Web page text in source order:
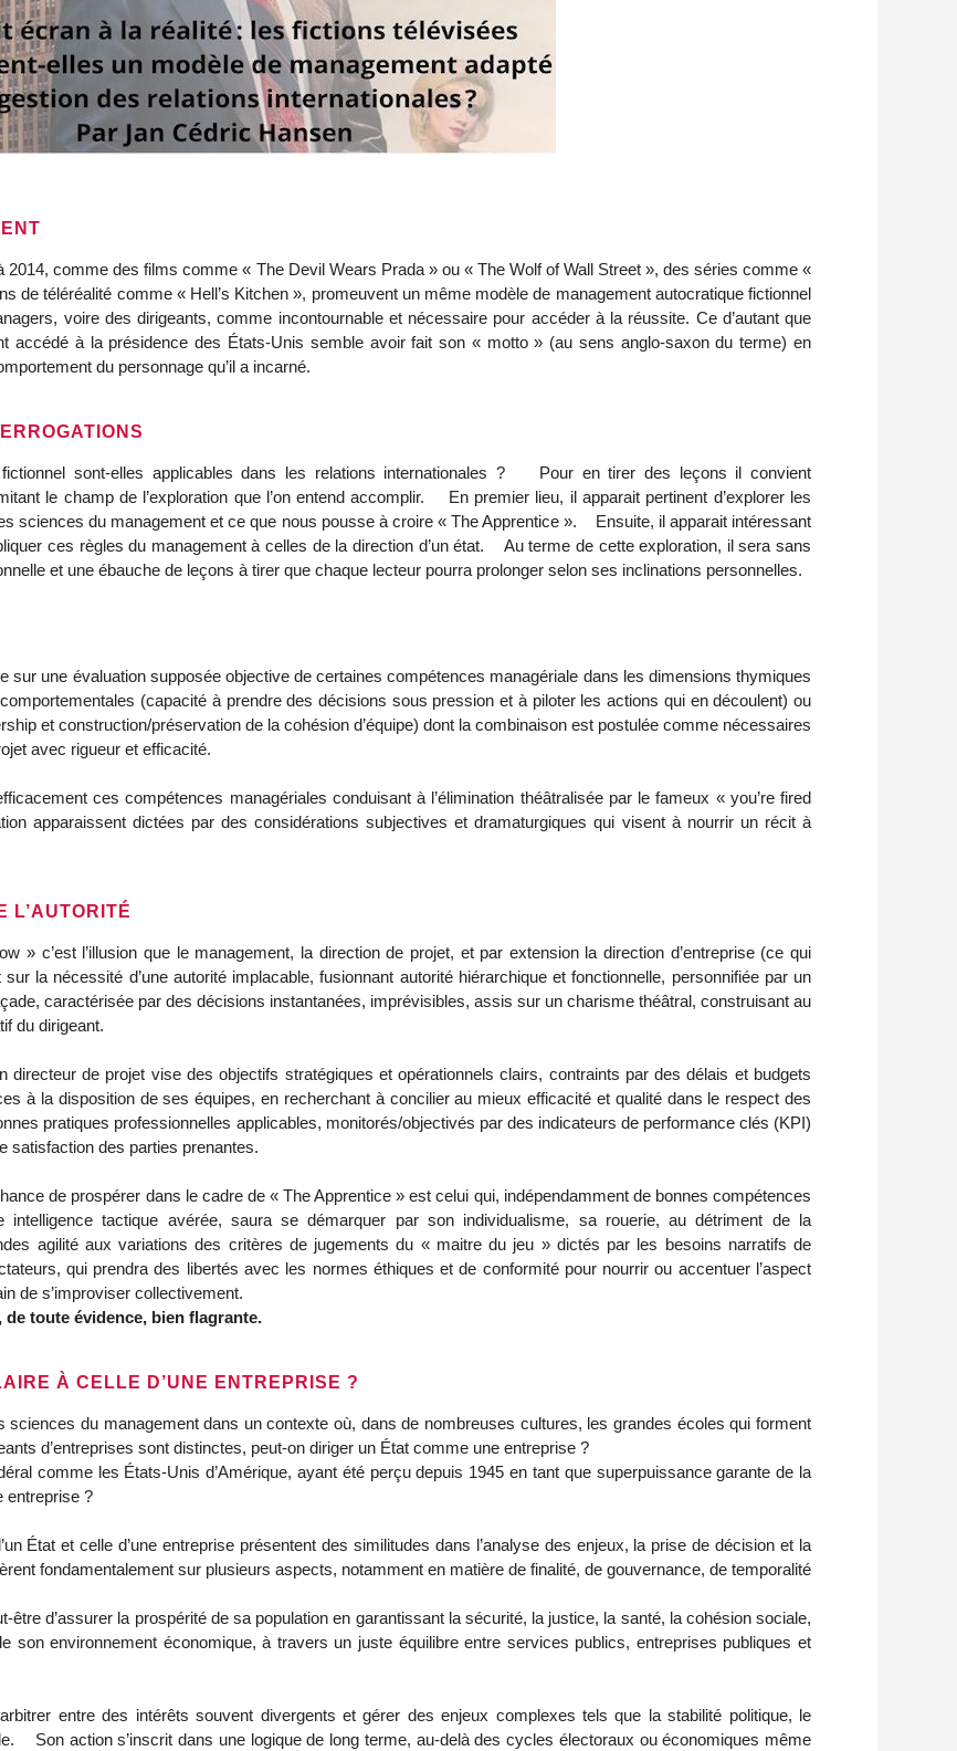
2014, comme des films comme « The Devil Wears Prada » ou « The Wolf of Wall Street », des séries comme «
de téléréalité comme « Hell’s Kitchen », promeuvent un même modèle de management autocratique fictionnel
voire des dirigeants, comme incontournable et nécessaire pour accéder à la réussite. Ce d’autant que
accédé à la présidence des États-Unis semble avoir fait son « motto » (au sens anglo-saxon du terme) en
du personnage qu’il a incarné.
sont-elles applicables dans les relations internationales ? Pour en tirer des leçons il convient
le champ de l’exploration que l’on entend accomplir. En premier lieu, il apparait pertinent d’explorer les
sciences du management et ce que nous pousse à croire « The Apprentice ». Ensuite, il apparait intéressant
ces règles du management à celles de la direction d’un état. Au terme de cette exploration, il sera sans
et une ébauche de leçons à tirer que chaque lecteur pourra prolonger selon ses inclinations personnelles.
sur une évaluation supposée objective de certaines compétences managériale dans les dimensions thymiques
(capacité à prendre des décisions sous pression et à piloter les actions qui en découlent) ou
et construction/préservation de la cohésion d’équipe) dont la combinaison est postulée comme nécessaires
avec rigueur et efficacité.
ces compétences managériales conduisant à l’élimination théâtralisée par le fameux « you’re fired
apparaissent dictées par des considérations subjectives et dramaturgiques qui visent à nourrir un récit à
L’AUTORITÉ
» c’est l’illusion que le management, la direction de projet, et par extension la direction d’entreprise (ce qui
la nécessité d’une autorité implacable, fusionnant autorité hiérarchique et fonctionnelle, personnifiée par un
caractérisée par des décisions instantanées, imprévisibles, assis sur un charisme théâtral, construisant au
du dirigeant.
directeur de projet vise des objectifs stratégiques et opérationnels clairs, contraints par des délais et budgets
à la disposition de ses équipes, en recherchant à concilier au mieux efficacité et qualité dans le respect des
pratiques professionnelles applicables, monitorés/objectivés par des indicateurs de performance clés (KPI)
satisfaction des parties prenantes.
de prospérer dans le cadre de « The Apprentice » est celui qui, indépendamment de bonnes compétences
intelligence tactique avérée, saura se démarquer par son individualisme, sa rouerie, au détriment de la
agilité aux variations des critères de jugements du « maitre du jeu » dictés par les besoins narratifs de
qui prendra des libertés avec les normes éthiques et de conformité pour nourrir ou accentuer l’aspect
de s’improviser collectivement.
toute évidence, bien flagrante.
À CELLE D’UNE ENTREPRISE ?
sciences du management dans un contexte où, dans de nombreuses cultures, les grandes écoles qui forment
d’entreprises sont distinctes, peut-on diriger un État comme une entreprise ?
comme les États-Unis d’Amérique, ayant été perçu depuis 1945 en tant que superpuissance garante de la
entreprise ?
État et celle d’une entreprise présentent des similitudes dans l’analyse des enjeux, la prise de décision et la
fondamentalement sur plusieurs aspects, notamment en matière de finalité, de gouvernance, de temporalité
être d’assurer la prospérité de sa population en garantissant la sécurité, la justice, la santé, la cohésion sociale,
son environnement économique, à travers un juste équilibre entre services publics, entreprises publiques et
entre des intérêts souvent divergents et gérer des enjeux complexes tels que la stabilité politique, le
Son action s’inscrit dans une logique de long terme, au-delà des cycles électoraux ou économiques même